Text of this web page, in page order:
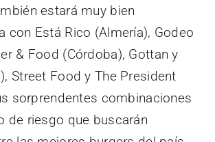
estará muy bien
con Está Rico (Almería), Godeo
& Food (Córdoba), Gottan y
Street Food y The President
sorprendentes combinaciones
de riesgo que buscarán